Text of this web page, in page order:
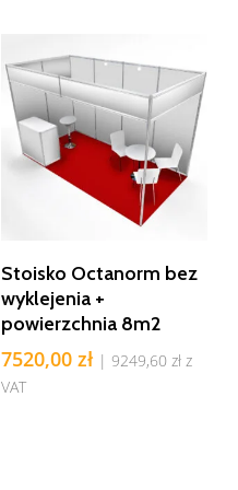
Dodaj Do Koszyka
Stoisko Octanorm bez
wyklejenia +
powierzchnia 8m2
7520,00zł | 9249,60 zł z
VAT